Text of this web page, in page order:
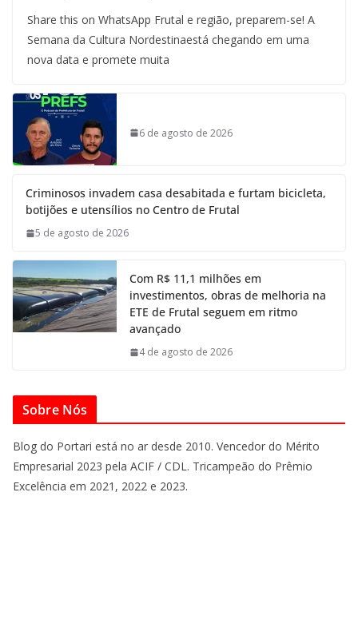
Share this on WhatsApp Frutal e região, preparem-se! A
Semana da Cultura Nordestinaestá chegando em uma
nova data e promete muita
6 de agosto de 2026
Criminosos invadem casa desabitada e furtam bicicleta,
botijões e utensílios no Centro de Frutal
5 de agosto de 2026
Com R$ 11,1 milhões em
investimentos, obras de melhoria na
ETE de Frutal seguem em ritmo
avançado
4 de agosto de 2026
Sobre Nós
Blog do Portari está no ar desde 2010. Vencedor do Mérito
Empresarial 2023 pela ACIF / CDL. Tricampeão do Prêmio
Excelência em 2021, 2022 e 2023.